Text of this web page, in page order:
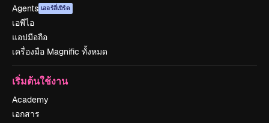
Agents เออร์ลี่เบิร์ด
เอพีไอ
แอปมือถือ
เครื่องมือ Magnific ทั้งหมด
เริ่มต้นใช้งาน
Academy
เอกสาร